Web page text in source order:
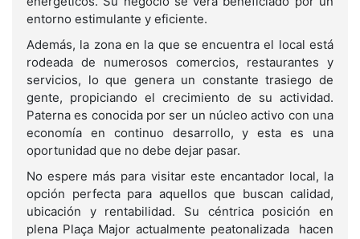
entorno estimulante y eficiente.
Además, la zona en la que se encuentra el local está
rodeada de numerosos comercios, restaurantes y
servicios, lo que genera un constante trasiego de
gente, propiciando el crecimiento de su actividad.
Paterna es conocida por ser un núcleo activo con una
economía en continuo desarrollo, y esta es una
oportunidad que no debe dejar pasar.
No espere más para visitar este encantador local, la
opción perfecta para aquellos que buscan calidad,
ubicación y rentabilidad. Su céntrica posición en
plena Plaça Major actualmente peatonalizada hacen